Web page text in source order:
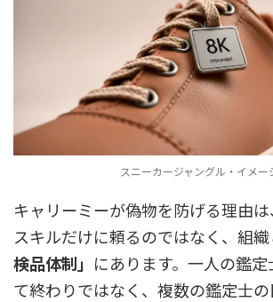
スニーカージャングル・イメー
キャリーミーが偽物を防げる理由
スキルだけに頼るのではなく、組
検品体制」 にあります。一人の鑑
て終わりではなく、複数の鑑定士